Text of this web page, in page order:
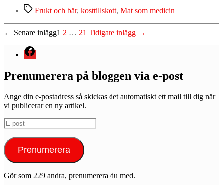
Etiketter
Frukt och bär, kosttillskott, Mat som medicin
Inläggsnavigering
← Senare inlägg1 2 … 21 Tidigare inlägg →
Menyval
Prenumerera på bloggen via e-post
Ange din e-postadress så skickas det automatiskt ett mail till dig när
vi publicerar en ny artikel.
E-
post
Prenumerera
Gör som 229 andra, prenumerera du med.